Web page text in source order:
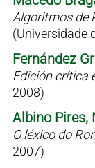
Algoritmos de
(Universidade
Fernández
Edición crítica
2008)
Albino Pires,
O léxico do
2007)